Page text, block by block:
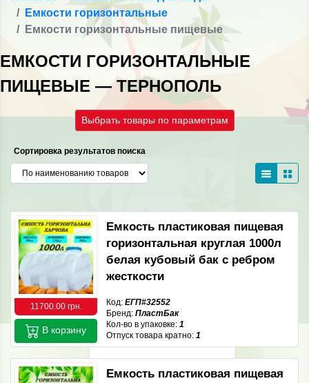
Емкости горизонтальные
Емкости горизонтальные пищевые
ЕМКОСТИ ГОРИЗОНТАЛЬНЫЕ
ПИЩЕВЫЕ — ТЕРНОПОЛЬ
Выбрать товары по параметрам
Сортировка результатов поиска
11700.00 грн.
Емкость пластиковая пищевая
горизонтальная круглая 1000л
белая кубовый бак с ребром
жесткости
Код: ЕГП#32552
Бренд: ПластБак
Кол-во в упаковке: 1
Отпуск товара кратно: 1
В корзину
Емкость пластиковая пищевая